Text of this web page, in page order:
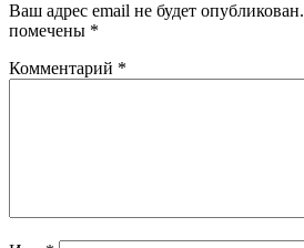
Ваш адрес email не будет опубликован.
помечены *
Комментарий *